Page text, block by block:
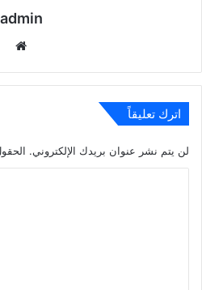
admin
اترك تعليقاً
لن يتم نشر عنوان بريدك الإلكتروني.